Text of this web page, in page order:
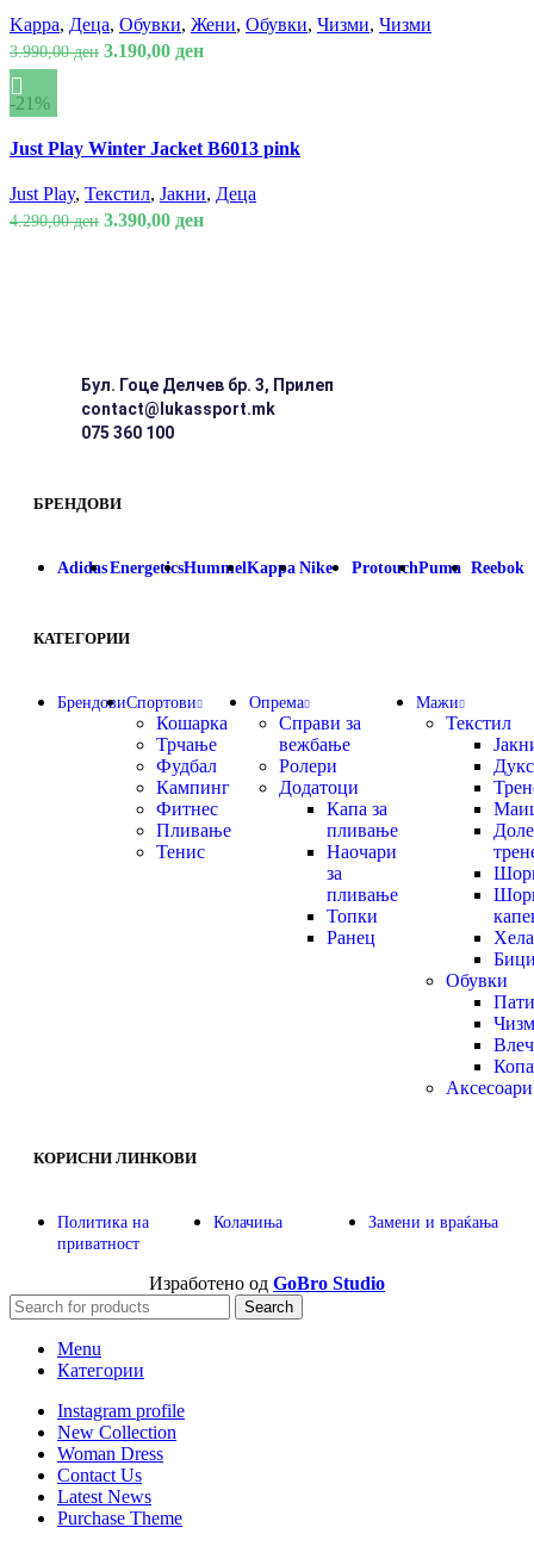
chosen
on
the
product
multiple
variants.
The
options
may
chosen
on
Kappa, Деца, Обувки, Жени, Обувки, Чизми, Чизми
3.990,00ден Original
3.190,00 денCurrent
-21%
Брз преглед
product
multiple
variants.
Just Play Winter Jacket B6013 pink
Just Play, Текстил, Јакни, Деца
4.290,00ден Original
3.390,00 денCurrent
Бул. Гоце Делчев бр. 3, Прилеп
contact@lukassport.mk
075 360 100
БРЕНДОВИ
AdidasEnergeticsHummelKappa Nike ProtouchPuma Reebok
КАТЕГОРИИ
БрендовиСпортови
Кошарка
Трчање
Фудбал
Кампинг
Фитнес
Пливање
Тенис
Опрема
Справи за
вежбање
Ролери
Додатоци
Капа за
пливање
Наочари
за
пливање
Топки
Ранец
Мажи
Текстил
Обувки
Аксесоари
КОРИСНИ ЛИНКОВИ
Политика на
приватност
Колачиња Замени и враќања
Изработено од GoBro Studio
Search
Menu
Категории
Instagram profile
New Collection
Woman Dress
Contact Us
Latest News
Purchase Theme